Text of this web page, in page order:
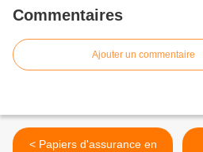
Commentaires
Ajouter un commentaire
< Papiers d'assurance en